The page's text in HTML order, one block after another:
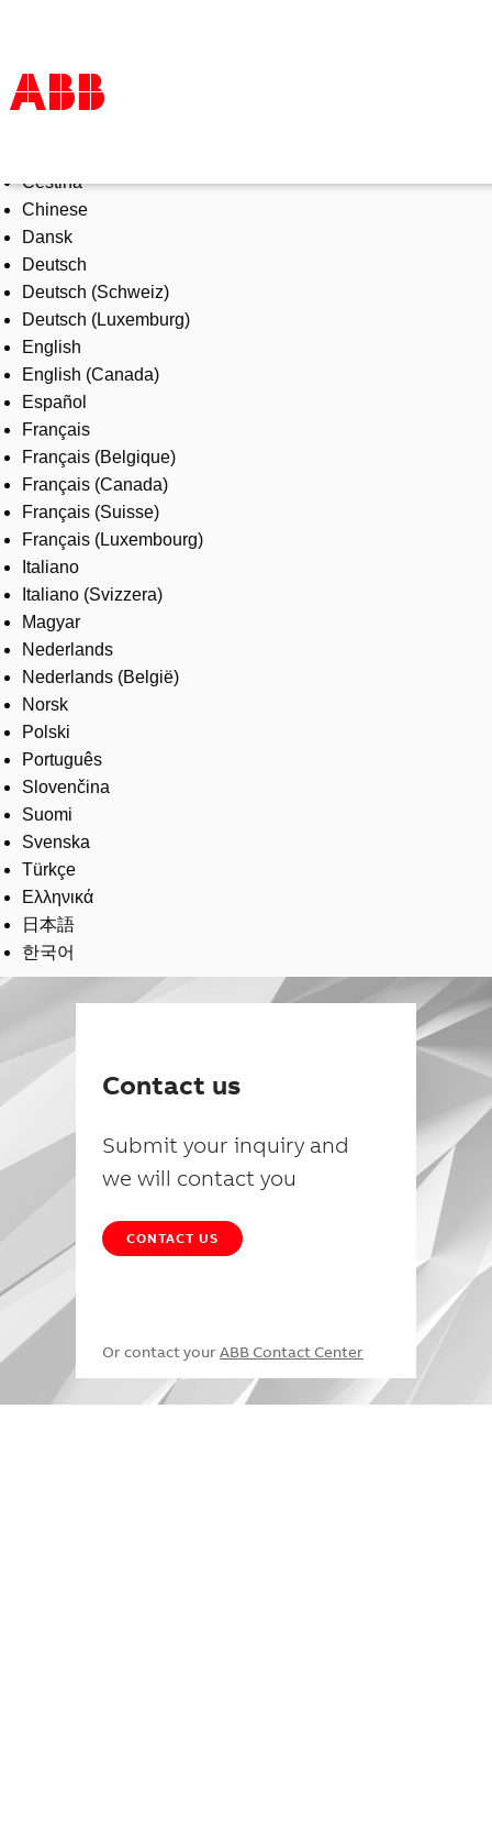
Products & Solutions
Industries
Services
About us
Where to buy
Contact us
Careers
Čeština
Chinese
Dansk
Deutsch
Deutsch (Schweiz)
Deutsch (Luxemburg)
English
English (Canada)
Español
Français
Français (Belgique)
Français (Canada)
Français (Suisse)
Français (Luxembourg)
Italiano
Italiano (Svizzera)
Magyar
Nederlands
Nederlands (België)
Norsk
Polski
Português
Slovenčina
Suomi
Svenska
Türkçe
Ελληνικά
日本語
한국어
Contact us
Submit your inquiry and
we will contact you
CONTACT US
Or contact your ABB Contact Center